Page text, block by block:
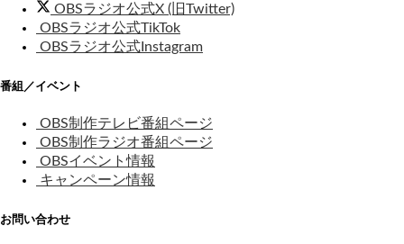
OBSラジオ公式X (旧Twitter)
OBSラジオ公式TikTok
OBSラジオ公式Instagram
番組／イベント
OBS制作テレビ番組ページ
OBS制作ラジオ番組ページ
OBSイベント情報
キャンペーン情報
お問い合わせ